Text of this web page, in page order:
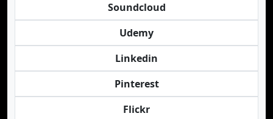
Soundcloud
Udemy
Linkedin
Pinterest
Flickr